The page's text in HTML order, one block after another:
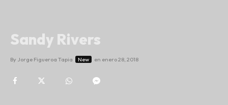
Sandy Rivers
By Jorge Figueroa Tapia New en enero 28, 2018